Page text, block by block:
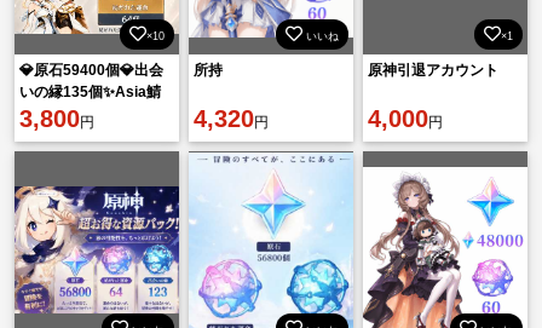
×10
💎原石59400個💎出会
いの縁135個✨Asia鯖
🔥即購入OK⚡
3,800円
いいね
所持
4,320円
×1
原神引退アカウント
4,000円